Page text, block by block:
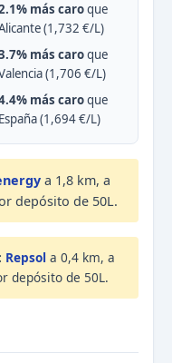
más caroque
(1,732 €/L)
más caroque
(1,706 €/L)
más caroque
España (1,694 €/L)
a 1,8 km, a
depósito de 50L.
Repsol a 0,4 km, a
depósito de 50L.